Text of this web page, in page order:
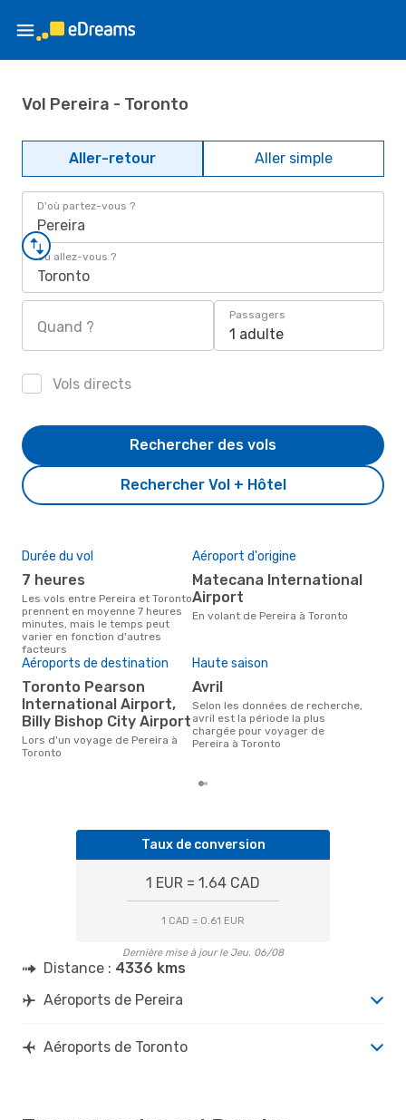
Vol Pereira - Toronto
Aller-retour Aller simple
D'où partez-vous ?
Pereira
Où allez-vous ?
Toronto
Quand ?
Passagers
1 adulte
Vols directs
Rechercher Vol + Hôtel
Rechercher des vols
Durée du vol
7 heures
Les vols entre Pereira et Toronto
prennent en moyenne 7 heures
minutes, mais le temps peut
varier en fonction d'autres
facteurs
Aéroport d'origine
Matecana International
Airport
En volant de Pereira à Toronto
Aéroports de destination
Toronto Pearson
International Airport,
Billy Bishop City Airport
Lors d'un voyage de Pereira à
Toronto
Haute saison
avril
Selon les données de recherche,
avril est la période la plus
chargée pour voyager de
Pereira à Toronto
Taux de conversion
1 EUR = 1.64 CAD
1 CAD = 0.61 EUR
Dernière mise à jour le Jeu. 06/08
Distance : 4336 kms
Aéroports de Pereira
Aéroports de Toronto